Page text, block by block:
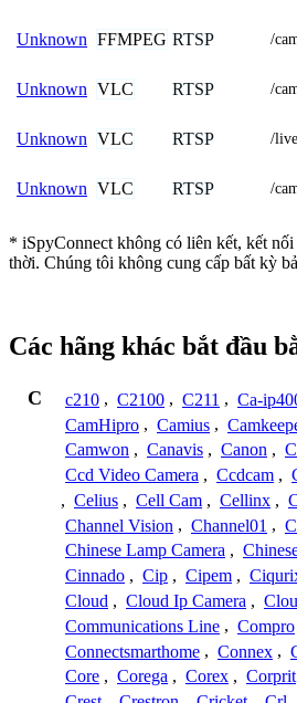
Unknown FFMPEG RTSP /
Unknown VLC RTSP /
Unknown VLC RTSP /
Unknown VLC RTSP /
* iSpyConnect không có liên kết, kết
thời. Chúng tôi không cung cấp bất kỳ
Các hãng khác bắt đầu
C c210 , C2100 , C211 , Ca-
CamHipro , Camius ,
Camwon , Canavis , Canon ,
Ccd Video Camera , Ccdcam ,
, Celius , Cell Cam , Cellinx ,
Channel Vision , Channel01 ,
Chinese Lamp Camera ,
Cinnado , Cip , Cipem ,
Cloud , Cloud Ip Camera ,
Communications Line , Compro
Connectsmarthome , Connex ,
Core , Corega , Corex , Corprit